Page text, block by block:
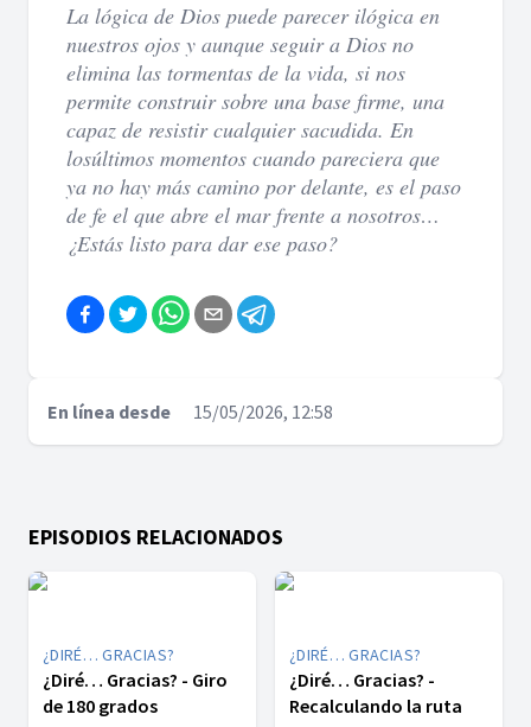
La lógica de Dios puede parecer ilógica en
nuestros ojos y aunque seguir a Dios no
elimina las tormentas de la vida, si nos
permite construir sobre una base firme, una
capaz de resistir cualquier sacudida. En
losúltimos momentos cuando pareciera que
ya no hay más camino por delante, es el paso
de fe el que abre el mar frente a nosotros…
¿Estás listo para dar ese paso?
En línea desde 15/05/2026, 12:58
EPISODIOS RELACIONADOS
¿DIRÉ… GRACIAS?
¿Diré… Gracias? - Giro
de 180 grados
¿DIRÉ… GRACIAS?
¿Diré… Gracias? -
Recalculando la ruta